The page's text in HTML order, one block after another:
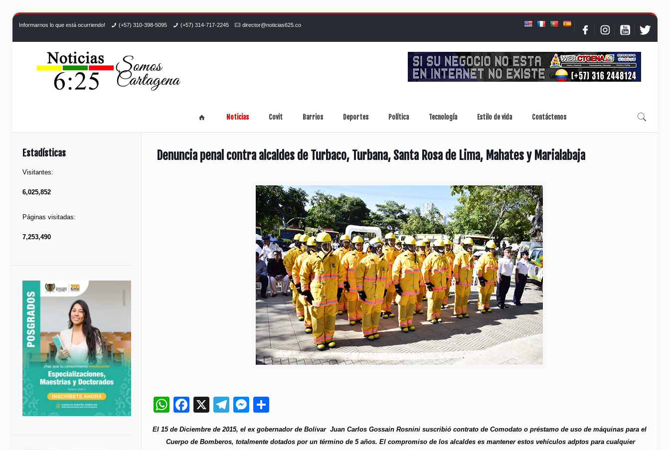
Informarnos lo que está ocurriendo! (+57) 310-398-5095 (+57) 314-717-2245 director@noticias625.co
Noticias Covit Barrios Deportes Política Tecnología Estilo de vida Contáctenos
Denuncia penal contra alcaldes de Turbaco, Turbana, Santa Rosa de Lima, Mahates y Marialabaja
WhatsApp
Facebook
X Telegram
Messenger
El 15 de Diciembre de 2015, el ex gobernador de Bolívar Juan Carlos Gossain Rosnini suscribió contrato de Comodato o préstamo de uso de máquinas para el
Cuerpo de Bomberos, totalmente dotados por un término de 5 años. El compromiso de los alcaldes es mantener estos vehículos adptos para cualquier
Estadísticas
Visitantes:
6,025,852
Páginas visitadas:
7,253,490